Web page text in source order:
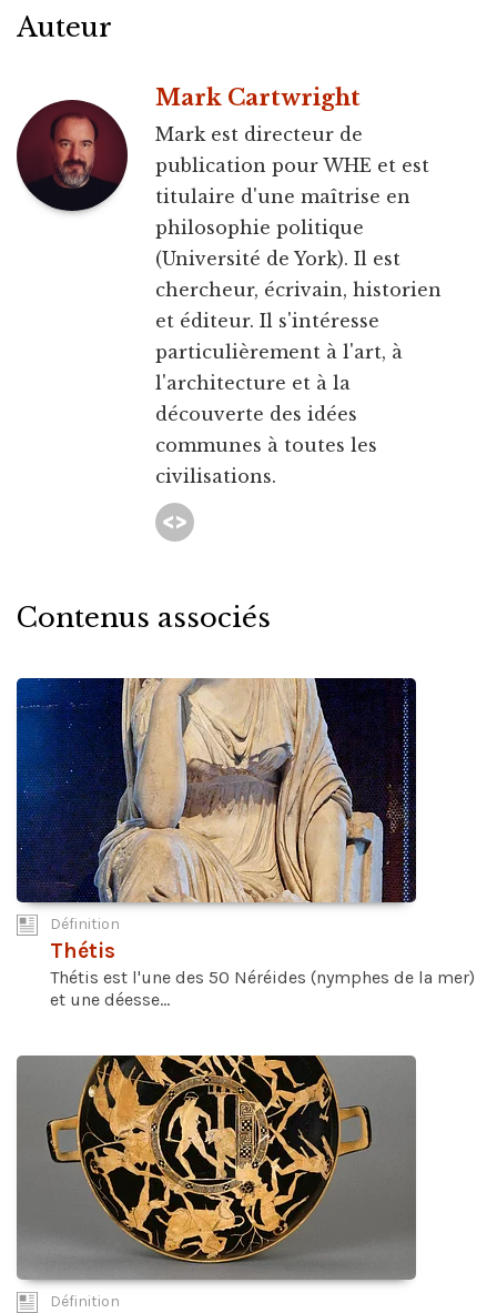
Auteur
Mark Cartwright
Mark est directeur de
publication pour WHE et est
titulaire d'une maîtrise en
philosophie politique
(Université de York). Il est
chercheur, écrivain, historien
et éditeur. Il s'intéresse
particulièrement à l'art, à
l'architecture et à la
découverte des idées
communes à toutes les
civilisations.
Contenus associés
Définition
Thétis
Thétis est l'une des 50 Néréides (nymphes de la mer)
et une déesse...
Définition